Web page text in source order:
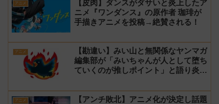
アニメ
【皮肉】ダンスがダサいと炎上したア
ニメ『ワンダンス』の原作者 珈琲が
手描きアニメを投稿→絶賛される！
アニメ
【勘違い】みい山と無関係なヤンマガ
編集部が「みいちゃんが人として堕ち
ていくのが推しポイント」と語り炎上
ス】
アニメ
【アンチ敗北】アニメ化が決定し話題